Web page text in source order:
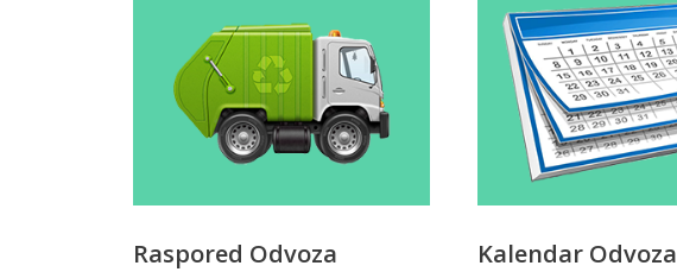
Raspored Odvoza
Kalendar Odvoza